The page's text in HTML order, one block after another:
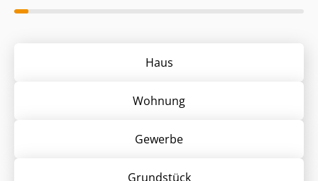
Haus
Wohnung
Gewerbe
Grund­stück